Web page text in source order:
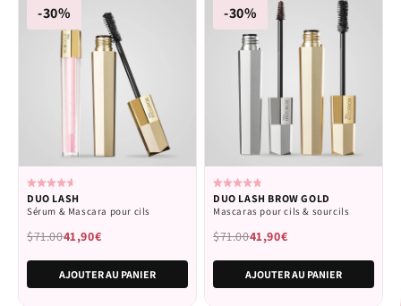
-30%
Calificado
4.6
de
5
estrellas
DUO LASH
Sérum & Mascara pour cils
$71.0041,90€
AJOUTER AU PANIER
-30%
Calificado
4.8
de
5
estrellas
DUO LASH BROW GOLD
Mascaras pour cils & sourcils
$71.0041,90€
AJOUTER AU PANIER